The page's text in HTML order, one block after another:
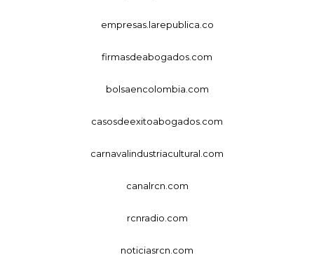
empresas.larepublica.co
firmasdeabogados.com
bolsaencolombia.com
casosdeexitoabogados.com
carnavalindustriacultural.com
canalrcn.com
rcnradio.com
noticiasrcn.com